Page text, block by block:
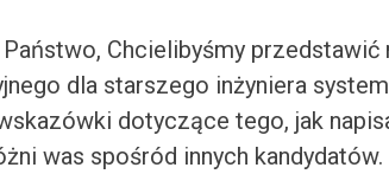
Chcielibyśmy
dla starszego inżyniera
dotyczące tego, jak
was spośród innych